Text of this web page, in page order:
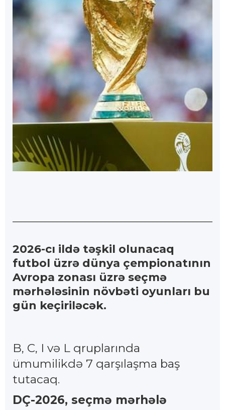
2026-cı ildə təşkil olunacaq
futbol üzrə dünya çempionatının
Avropa zonası üzrə seçmə
mərhələsinin növbəti oyunları bu
gün keçiriləcək.
B, C, I və L qruplarında
ümumilikdə 7 qarşılaşma baş
tutacaq.
DÇ-2026, seçmə mərhələ